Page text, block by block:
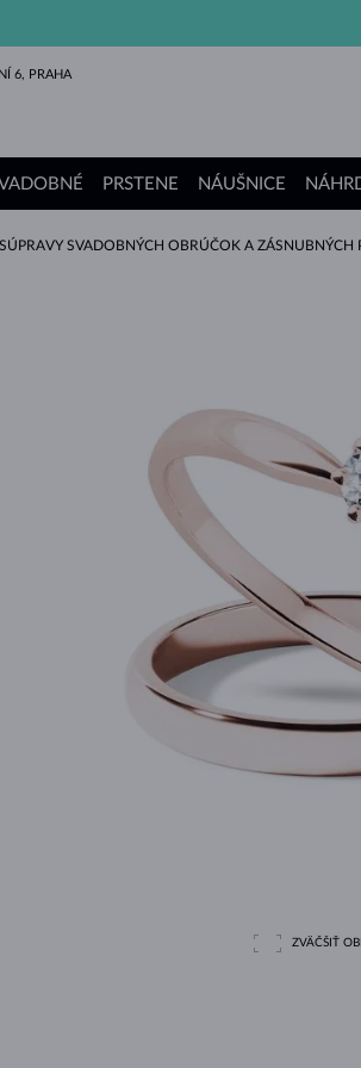
6, PRAHA
Zásnubné prstene
Svadobné obrúčky
PRSTENE
Prstene
NÁUŠNICE
Náušnice
Náhrdelníky
Náramky
Perly
Šperky
Darčeky
Kolekcie KLENOTA
SVADOBNÝCH OBRÚČOK A ZÁSNUBNÝCH
ZVÄČŠIŤ